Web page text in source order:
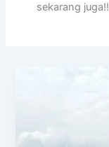
sekarang juga!!